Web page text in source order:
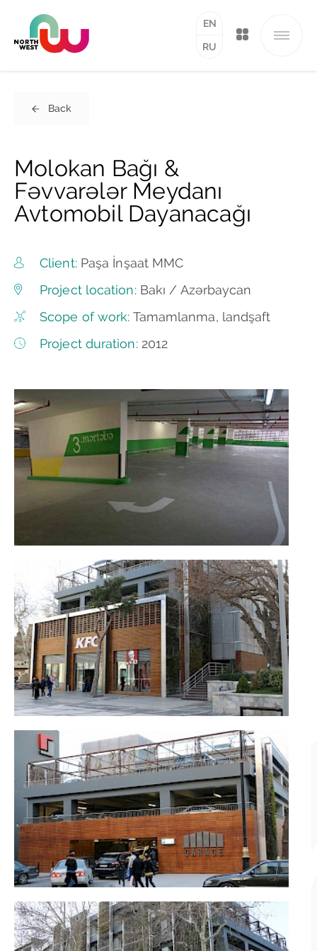
EN
RU
Back
Molokan Bağı &
Fəvvarələr Meydanı
Avtomobil Dayanacağı
Client:Paşa İnşaat MMC
Project location:Bakı / Azərbaycan
Scope of work: Tamamlanma, landşaft
Project duration:2012